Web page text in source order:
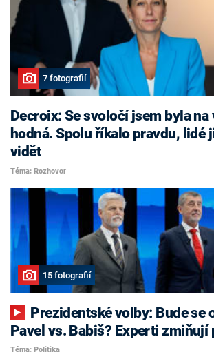
7 fotografií
Decroix: Se svoločí jsem byla na
hodná. Spolu říkalo pravdu, lidé
vidět
Téma: Rozhovor
15 fotografií
Pavel vs. Babiš? Experti zmiňují
Téma: Politika